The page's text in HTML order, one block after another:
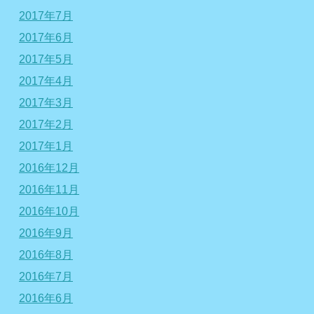
2017年7月
2017年6月
2017年5月
2017年4月
2017年3月
2017年2月
2017年1月
2016年12月
2016年11月
2016年10月
2016年9月
2016年8月
2016年7月
2016年6月